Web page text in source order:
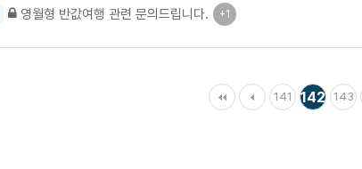
영월형 반값여행 관련 문의드립니다. +1
141 142 143